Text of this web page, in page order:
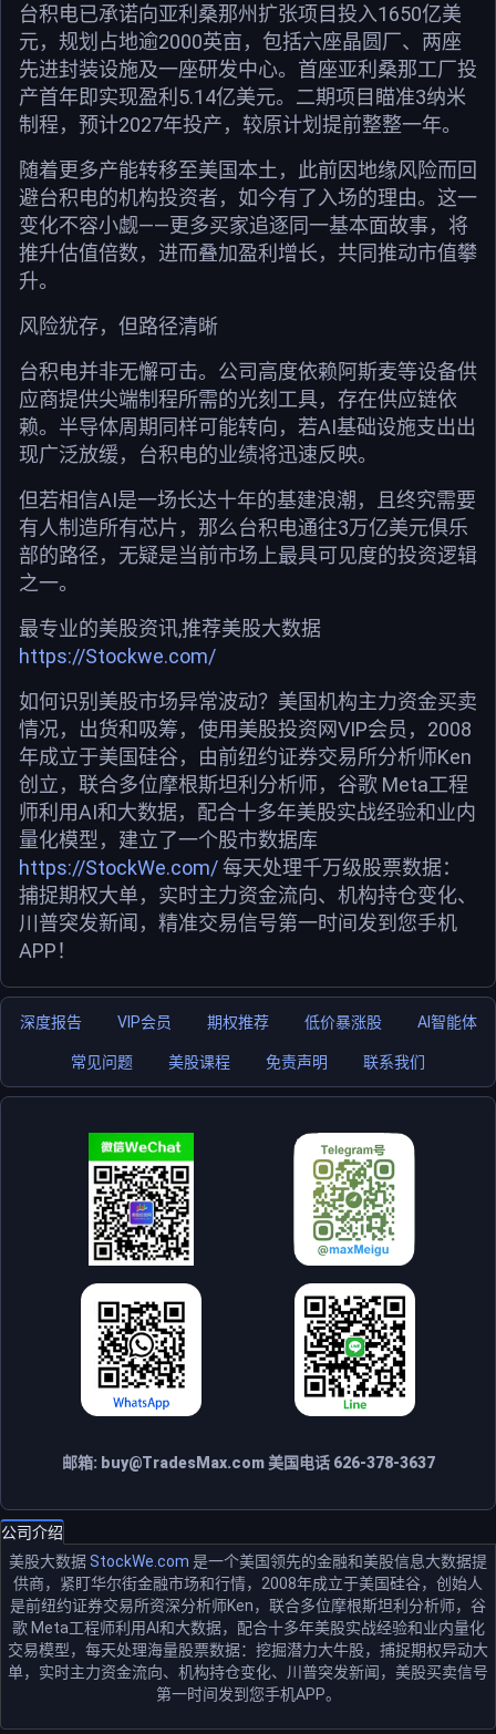
台积电已承诺向亚利桑那州扩张项目投入1650亿美
元，规划占地逾2000英亩，包括六座晶圆厂、两座
先进封装设施及一座研发中心。首座亚利桑那工厂投
产首年即实现盈利5.14亿美元。二期项目瞄准3纳米
制程，预计2027年投产，较原计划提前整整一年。
随着更多产能转移至美国本土，此前因地缘风险而回
避台积电的机构投资者，如今有了入场的理由。这一
变化不容小觑——更多买家追逐同一基本面故事，将
推升估值倍数，进而叠加盈利增长，共同推动市值攀
升。
风险犹存，但路径清晰
台积电并非无懈可击。公司高度依赖阿斯麦等设备供
应商提供尖端制程所需的光刻工具，存在供应链依
赖。半导体周期同样可能转向，若AI基础设施支出出
现广泛放缓，台积电的业绩将迅速反映。
但若相信AI是一场长达十年的基建浪潮，且终究需要
有人制造所有芯片，那么台积电通往3万亿美元俱乐
部的路径，无疑是当前市场上最具可见度的投资逻辑
之一。
最专业的美股资讯,推荐美股大数据
https://Stockwe.com/
如何识别美股市场异常波动？美国机构主力资金买卖
情况，出货和吸筹，使用美股投资网VIP会员，2008
年成立于美国硅谷，由前纽约证券交易所分析师Ken
创立，联合多位摩根斯坦利分析师，谷歌 Meta工程
师利用AI和大数据，配合十多年美股实战经验和业内
量化模型，建立了一个股市数据库
https://StockWe.com/每天处理千万级股票数据：
捕捉期权大单，实时主力资金流向、机构持仓变化、
川普突发新闻，精准交易信号第一时间发到您手机
APP！
深度报告 VIP会员 期权推荐 低价暴涨股 AI智能体
常见问题 美股课程 免责声明 联系我们
邮箱: buy@TradesMax.com美国电话 626-378-3637
公司介绍
美股大数据StockWe.com 是一个美国领先的金融和美股信息大数据提
供商，紧盯华尔街金融市场和行情，2008年成立于美国硅谷，创始人
是前纽约证券交易所资深分析师Ken，联合多位摩根斯坦利分析师，谷
歌 Meta工程师利用AI和大数据，配合十多年美股实战经验和业内量化
交易模型，每天处理海量股票数据：挖掘潜力大牛股，捕捉期权异动大
单，实时主力资金流向、机构持仓变化、川普突发新闻，美股买卖信号
第一时间发到您手机APP。